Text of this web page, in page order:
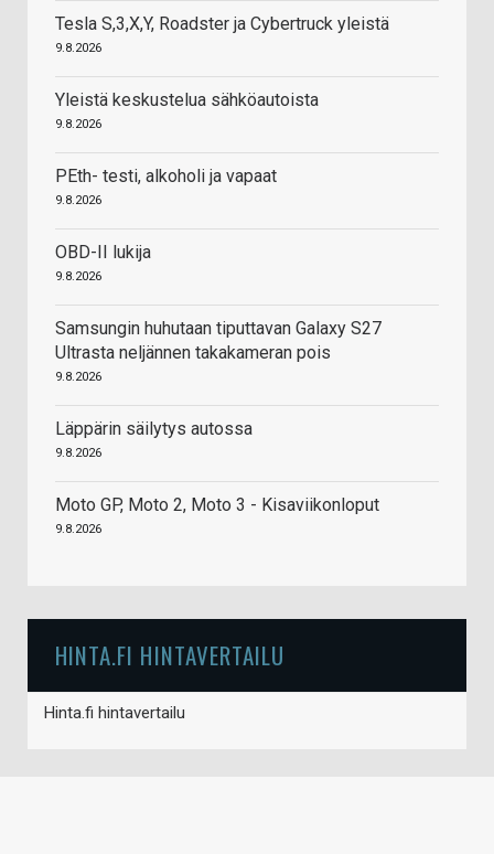
Tesla S,3,X,Y, Roadster ja Cybertruck yleistä
9.8.2026
Yleistä keskustelua sähköautoista
9.8.2026
PEth- testi, alkoholi ja vapaat
9.8.2026
OBD-II lukija
9.8.2026
Samsungin huhutaan tiputtavan Galaxy S27
Ultrasta neljännen takakameran pois
9.8.2026
Läppärin säilytys autossa
9.8.2026
Moto GP, Moto 2, Moto 3 - Kisaviikonloput
9.8.2026
HINTA.FI HINTAVERTAILU
Hinta.fi hintavertailu